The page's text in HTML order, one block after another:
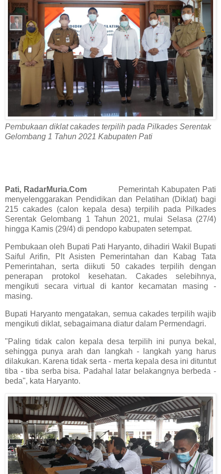
Pembukaan diklat cakades terpilih pada Pilkades Serentak
Gelombang 1 Tahun 2021 Kabupaten Pati
Pati, RadarMuria.Com
Pemerintah Kabupaten Pati
menyelenggarakan Pendidikan dan Pelatihan (Diklat) bagi
215 cakades (calon kepala desa) terpilih pada Pilkades
Serentak Gelombang 1 Tahun 2021, mulai Selasa (27/4)
hingga Kamis (29/4) di pendopo kabupaten setempat.
Pembukaan oleh Bupati Pati Haryanto, dihadiri Wakil Bupati
Saiful Arifin, Plt Asisten Pemerintahan dan Kabag Tata
Pemerintahan, serta diikuti 50 cakades terpilih dengan
penerapan protokol kesehatan. Cakades selebihnya,
mengikuti secara virtual di kantor kecamatan masing -
masing.
Bupati Haryanto mengatakan, semua cakades terpilih wajib
mengikuti diklat, sebagaimana diatur dalam Permendagri.
"Paling tidak calon kepala desa terpilih ini punya bekal,
sehingga punya arah dan langkah - langkah yang harus
dilakukan. Karena tidak serta - merta kepala desa ini dituntut
tiba - tiba serba bisa. Padahal latar belakangnya berbeda -
beda", kata Haryanto.